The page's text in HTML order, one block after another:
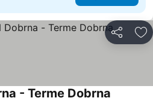
Dela
- Terme Dobrna